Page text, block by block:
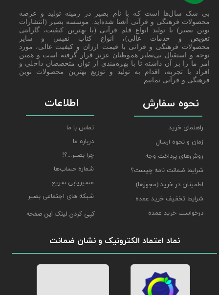
نحوه سفارش
راهنمای خرید
زمان و نحوه ارسال
روش‌های پرداخت وجه
شرایط ضمانت نامه چیست؟
اطمینان در خرید (مجوزها)
شرایط تخفیف خرید عمده
درخواست خرید عمده
نماد اعتماد الکترونیک و نشان ضمانت
اطلاعات
تماس با ما
درباره ما
چرا بصیر...؟!
شماره حساب‌ها
مسیریابی سریع
شبکه های اجتماعی بصیر
بی شک سال‌ها است که با نام بصیر در زمینه تولید و عرضه
محصولات فرهنگی و قرآنی آشنا شده‌اید. موسسه بصیر (انتشارات
نوین بصیر) با تولید انواع قلم قرآنی (با بهترین کیفیت، گارانتی
تعویض و خدمات عالی)، انواع کتاب نفیس و سایر
محصولات فرهنگی و قرانی با قیمت ارزان و کیفیت عالی، مورد
توجه و استقبال بی‌نظیر هموطنان عزیز قرار گرفته است و همین
امر ما را بر آن داشته تا با بهره‌مندی از توان متخصصان داخلی و
افراد با تجربه، اقدام به تولید و توزیع بهترین محصولات نوین
فرهنگی و قرآنی نماییم.
کپی کردن لینک این صفحه